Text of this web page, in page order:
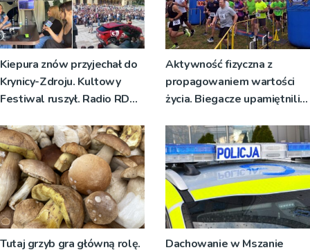
Kiepura znów przyjechał do
Krynicy-Zdroju. Kultowy
Festiwal ruszył. Radio RDN
[ZDJĘCIA]
Aktywność fizyczna z
propagowaniem wartości
życia. Biegacze upamiętnili
Tutaj grzyb gra główną rolę.
Dachowanie w Mszanie